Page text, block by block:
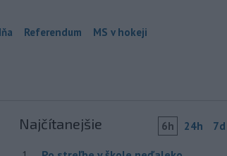
Referendum MS v hokeji
Najčítanejšie 6h 24h 7d